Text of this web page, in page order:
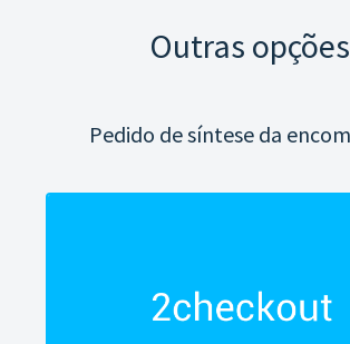
Outras opções
Pedido de síntese da